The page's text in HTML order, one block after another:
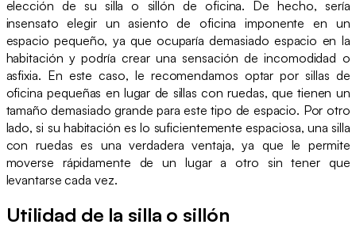
elección de su silla o sillón de oficina. De hecho, sería
insensato elegir un asiento de oficina imponente en un
espacio pequeño, ya que ocuparía demasiado espacio en la
habitación y podría crear una sensación de incomodidad o
asfixia. En este caso, le recomendamos optar por sillas de
oficina pequeñas en lugar de sillas con ruedas, que tienen un
tamaño demasiado grande para este tipo de espacio. Por otro
lado, si su habitación es lo suficientemente espaciosa, una silla
con ruedas es una verdadera ventaja, ya que le permite
moverse rápidamente de un lugar a otro sin tener que
levantarse cada vez.
Utilidad de la silla o sillón